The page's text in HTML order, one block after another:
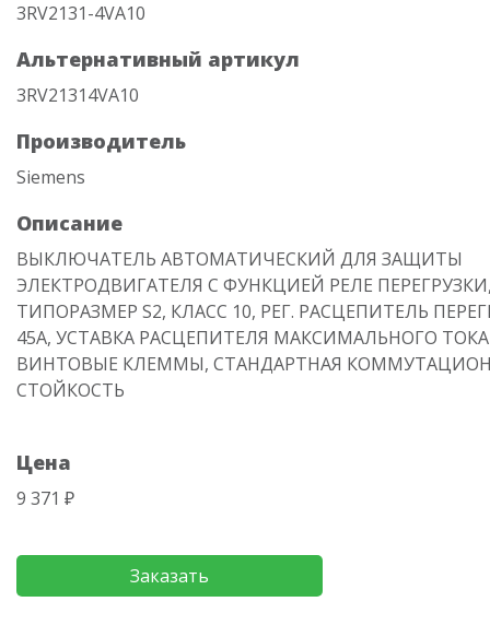
3RV2131-4VA10
Альтернативный артикул
3RV21314VA10
Производитель
Siemens
Описание
ВЫКЛЮЧАТЕЛЬ АВТОМАТИЧЕСКИЙ ДЛЯ ЗАЩИТЫ
ЭЛЕКТРОДВИГАТЕЛЯ С ФУНКЦИЕЙ РЕЛЕ
ТИПОРАЗМЕР S2, КЛАСС 10, РЕГ. РАСЦЕПИТЕЛЬ
45А, УСТАВКА РАСЦЕПИТЕЛЯ МАКСИМАЛЬНОГО ТОКА
ВИНТОВЫЕ КЛЕММЫ, СТАНДАРТНАЯ
СТОЙКОСТЬ
Цена
9 371 ₽
Заказать